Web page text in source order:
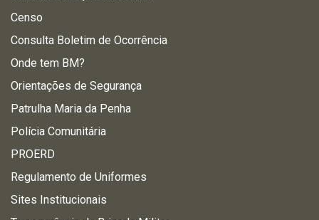
Censo
Consulta Boletim de Ocorrência
Onde tem BM?
Orientações de Segurança
Patrulha Maria da Penha
Polícia Comunitária
PROERD
Regulamento de Uniformes
Sites Institucionais